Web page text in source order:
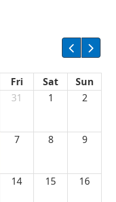
Fri Sat
Sun
sa neprofitnim
31 1 2
o stipendijama za
razvoju vodne infrastrukture u
7 8 9
14 15 16